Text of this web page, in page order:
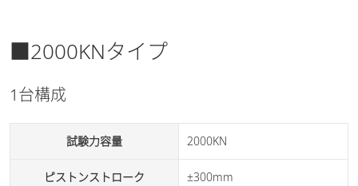
■2000KNタイプ
1台構成
試験力容量 2000KN
ピストンストローク ±300mm